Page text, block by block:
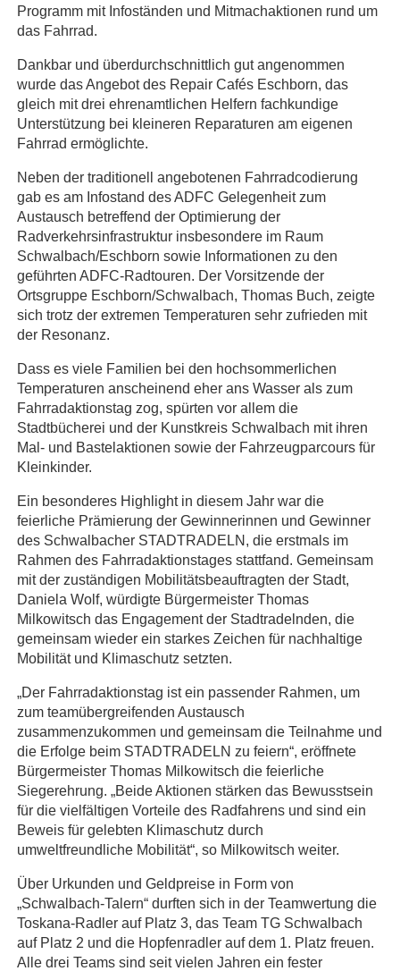
Programm mit Infoständen und Mitmachaktionen rund um
das Fahrrad.
Dankbar und überdurchschnittlich gut angenommen
wurde das Angebot des Repair Cafés Eschborn, das
gleich mit drei ehrenamtlichen Helfern fachkundige
Unterstützung bei kleineren Reparaturen am eigenen
Fahrrad ermöglichte.
Neben der traditionell angebotenen Fahrradcodierung
gab es am Infostand des ADFC Gelegenheit zum
Austausch betreffend der Optimierung der
Radverkehrsinfrastruktur insbesondere im Raum
Schwalbach/Eschborn sowie Informationen zu den
geführten ADFC-Radtouren. Der Vorsitzende der
Ortsgruppe Eschborn/Schwalbach, Thomas Buch, zeigte
sich trotz der extremen Temperaturen sehr zufrieden mit
der Resonanz.
Dass es viele Familien bei den hochsommerlichen
Temperaturen anscheinend eher ans Wasser als zum
Fahrradaktionstag zog, spürten vor allem die
Stadtbücherei und der Kunstkreis Schwalbach mit ihren
Mal- und Bastelaktionen sowie der Fahrzeugparcours für
Kleinkinder.
Ein besonderes Highlight in diesem Jahr war die
feierliche Prämierung der Gewinnerinnen und Gewinner
des Schwalbacher STADTRADELN, die erstmals im
Rahmen des Fahrradaktionstages stattfand. Gemeinsam
mit der zuständigen Mobilitätsbeauftragten der Stadt,
Daniela Wolf, würdigte Bürgermeister Thomas
Milkowitsch das Engagement der Stadtradelnden, die
gemeinsam wieder ein starkes Zeichen für nachhaltige
Mobilität und Klimaschutz setzten.
„Der Fahrradaktionstag ist ein passender Rahmen, um
zum teamübergreifenden Austausch
zusammenzukommen und gemeinsam die Teilnahme und
die Erfolge beim STADTRADELN zu feiern“, eröffnete
Bürgermeister Thomas Milkowitsch die feierliche
Siegerehrung. „Beide Aktionen stärken das Bewusstsein
für die vielfältigen Vorteile des Radfahrens und sind ein
Beweis für gelebten Klimaschutz durch
umweltfreundliche Mobilität“, so Milkowitsch weiter.
Über Urkunden und Geldpreise in Form von
„Schwalbach-Talern“ durften sich in der Teamwertung die
Toskana-Radler auf Platz 3, das Team TG Schwalbach
auf Platz 2 und die Hopfenradler auf dem 1. Platz freuen.
Alle drei Teams sind seit vielen Jahren ein fester